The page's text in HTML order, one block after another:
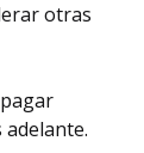
otras